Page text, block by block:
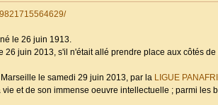
le 26 juin 1913.
26 juin 2013, s'il n'était allé prendre place aux côtés
le samedi 29 juin 2013, par la LIGUE
et de son immense oeuvre intellectuelle ; parmi les